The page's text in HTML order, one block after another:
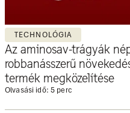
TECHNOLÓGIA
Az aminosav-trágyák
robbanásszerű
termék megközelítése
Olvasási idő: 5 perc